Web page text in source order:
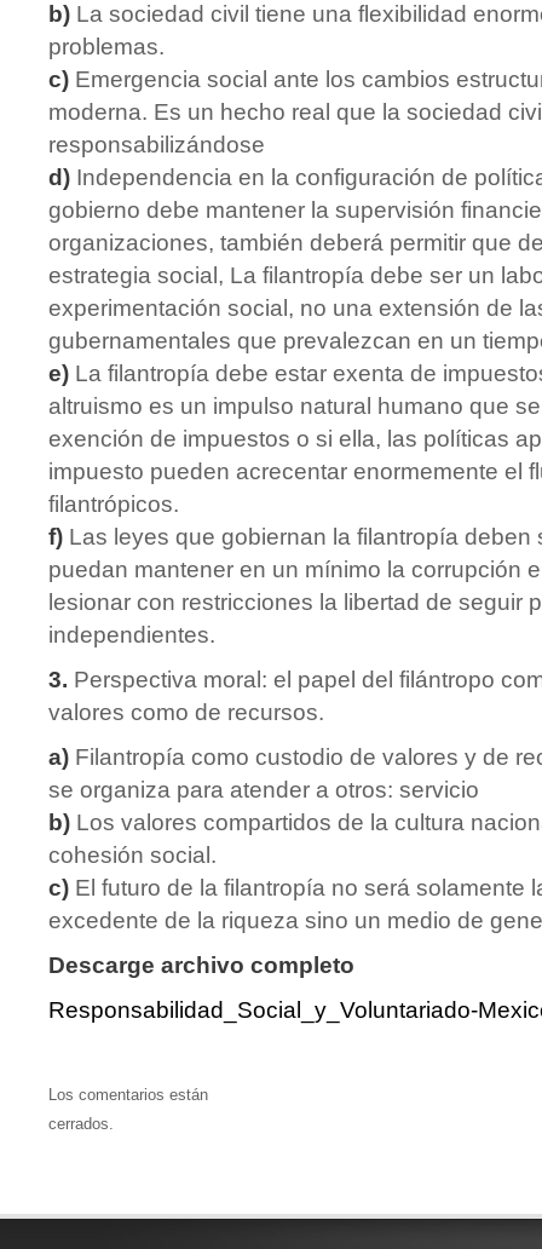
b) La sociedad civil tiene una flexibilidad
problemas.
c) Emergencia social ante los cambios
moderna. Es un hecho real que la sociedad
responsabilizándose
d) Independencia en la configuración de
gobierno debe mantener la supervisión
organizaciones, también deberá permitir que
estrategia social, La filantropía debe ser un
experimentación social, no una extensión de
gubernamentales que prevalezcan en un
e) La filantropía debe estar exenta de
altruismo es un impulso natural humano que
exención de impuestos o si ella, las políticas
impuesto pueden acrecentar enormemente el
filantrópicos.
f) Las leyes que gobiernan la filantropía deben
puedan mantener en un mínimo la corrupción
lesionar con restricciones la libertad de seguir
independientes.
3. Perspectiva moral: el papel del filántropo
valores como de recursos.
a) Filantropía como custodio de valores y de
se organiza para atender a otros: servicio
b) Los valores compartidos de la cultura
cohesión social.
c) El futuro de la filantropía no será solamente
excedente de la riqueza sino un medio de
Descarge archivo completo
Responsabilidad_Social_y_Voluntariado-
Los comentarios están
cerrados.